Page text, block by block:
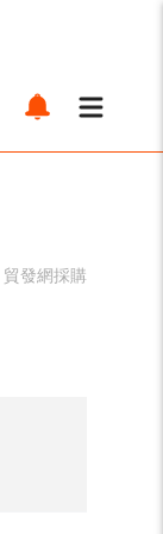
貿發網採購